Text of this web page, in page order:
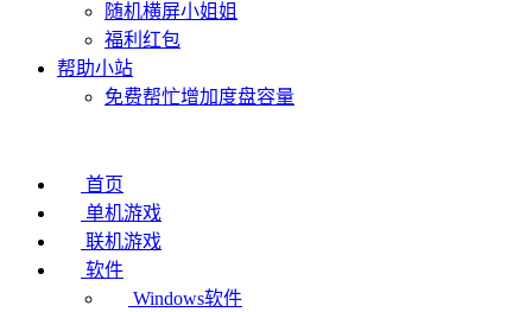
随机横屏小姐姐
福利红包
帮助小站
免费帮忙增加度盘容量
首页
单机游戏
联机游戏
软件
Windows软件